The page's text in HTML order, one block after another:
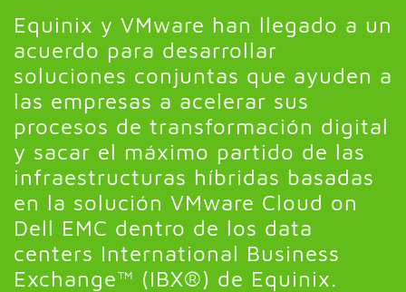
Equinix y VMware han llegado a un
acuerdo para desarrollar
soluciones conjuntas que ayuden a
las empresas a acelerar sus
procesos de transformación digital
y sacar el máximo partido de las
infraestructuras híbridas basadas
en la solución VMware Cloud on
Dell EMC dentro de los data
centers International Business
Exchange™ (IBX®) de Equinix.